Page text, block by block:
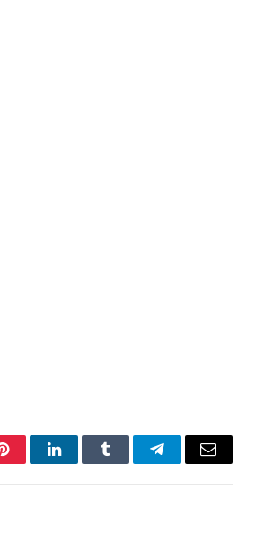
PinterestLinkedInTumblr TelegramEmail